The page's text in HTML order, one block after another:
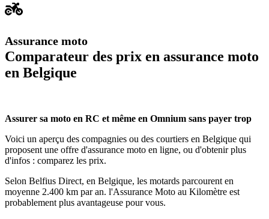
Assurance moto
Comparateur des prix en assurance moto
en Belgique
Assurer sa moto en RC et même en Omnium sans payer trop
Voici un aperçu des compagnies ou des courtiers en Belgique qui
proposent une offre d'assurance moto en ligne, ou d'obtenir plus
d'infos : comparez les prix.
Selon Belfius Direct, en Belgique, les motards parcourent en
moyenne 2.400 km par an. l'Assurance Moto au Kilomètre est
probablement plus avantageuse pour vous.